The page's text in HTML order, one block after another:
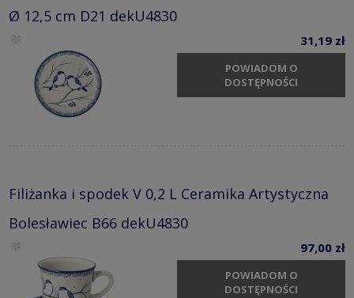
Ø 12,5 cm D21 dekU4830
31,19 zł
POWIADOM O
DOSTĘPNOŚCI
Filiżanka i spodek V 0,2 L Ceramika Artystyczna
Bolesławiec B66 dekU4830
97,00 zł
POWIADOM O
DOSTĘPNOŚCI